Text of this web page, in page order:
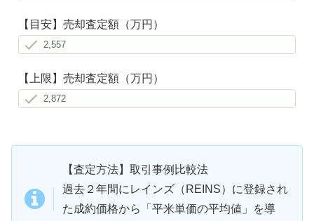
【目安】売却査定額（万円）
【上限】売却査定額（万円）
【査定方法】取引事例比較法
過去２年間にレインズ（REINS）に登録され
た成約価格から「平米単価の平均値」を導